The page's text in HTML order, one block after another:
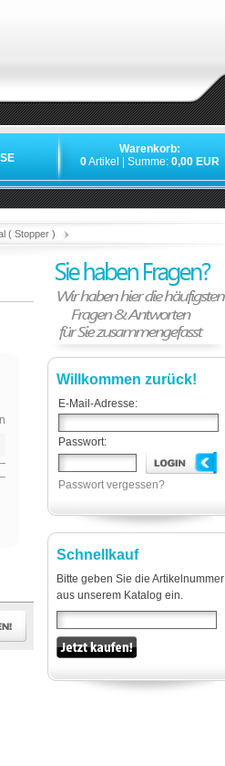
Warenkorb:
0Artikel | Summe: 0,00 EUR
( Stopper )
Willkommen zurück!
E-Mail-Adresse:
Passwort:
Passwort vergessen?
Schnellkauf
Bitte geben Sie die Artikelnummer
aus unserem Katalog ein.